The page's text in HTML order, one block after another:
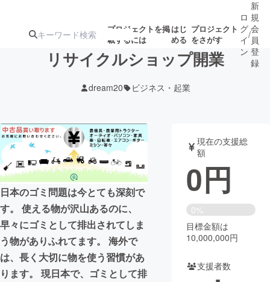
プロジェクトを掲
載するには
はじ
める
プロジェクト
をさがす
アート・写真
テクノロジー・ガジェット ゲーム・サ
映像・映画 書籍・雑誌
ビジネス・起業 チャレンジ
ロ
グ
イ
ン
/
新
規
会
員
登
録
リサイクルショップ開業
dream20 ビジネス・起業
日本のゴミ問題は今とても深刻で
す。 使える物が沢山あるのに、
早々にゴミとして排出されてしま
う物がありふれてます。 海外で
は、長く大切に物を使う習慣があ
ります。 現日本で、ゴミとして排
現在の支援総
額
0円
0%
目標金額は
10,000,000円
支援者数